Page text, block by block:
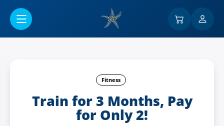
Fitness
Train for 3 Months, Pay
for Only 2!